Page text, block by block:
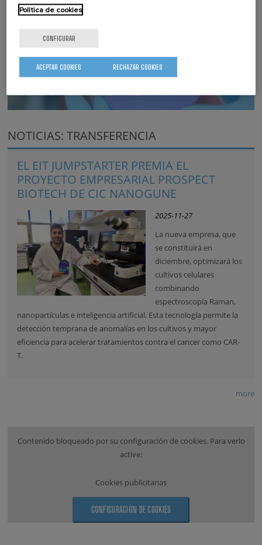
MEMBRANAS A MICROESCALA PARA SENSORES QUÍMICOS
NOTICIAS: TRANSFERENCIA
EL EIT JUMPSTARTER PREMIA EL
PROYECTO EMPRESARIAL PROSPECT
BIOTECH DE CIC NANOGUNE
2025-11-27
La nueva empresa, que
se constituirá en
diciembre, optimizará los
cultivos celulares
combinando
espectroscopía Raman,
nanopartículas e inteligencia artificial. Esta tecnología permite la
detección temprana de anomalías en los cultivos y mayor
eficiencia para acelerar tratamientos contra el cancer como CAR-
T.
more
Contenido bloqueado por su configuración de cookies. Para verlo
active:
Cookies publicitarias
CONFIGURACIÓN DE COOKIES
Política de cookies
CONFIGURAR
RECHAZAR COOKIES
ACEPTAR COOKIES